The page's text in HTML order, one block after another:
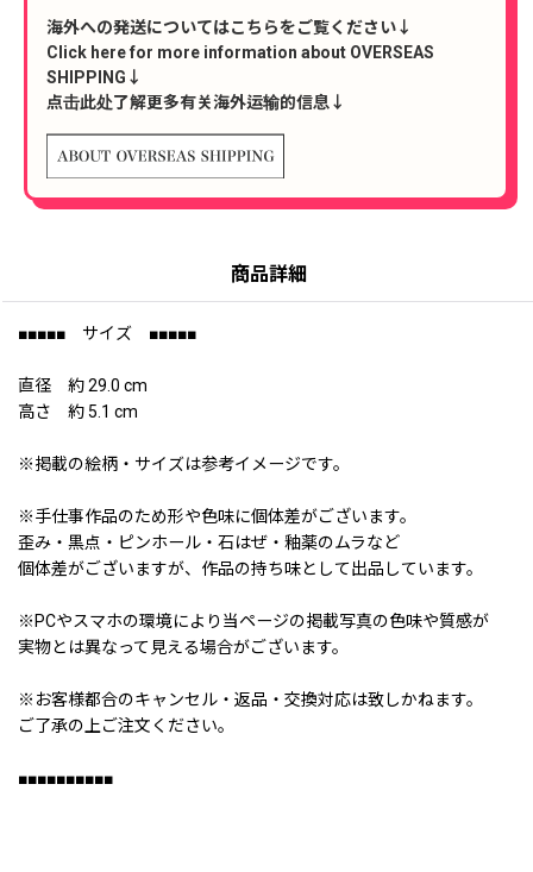
海外への発送についてはこちらをご覧ください↓
Click here for more information about OVERSEAS
SHIPPING↓
点击此处了解更多有关海外运输的信息↓
商品詳細
■■■■■ サイズ ■■■■■
直径 約 29.0 cm
高さ 約 5.1 cm
※掲載の絵柄・サイズは参考イメージです。
※手仕事作品のため形や色味に個体差がございます。
歪み・黒点・ピンホール・石はぜ・釉薬のムラなど
個体差がございますが、作品の持ち味として出品しています。
※PCやスマホの環境により当ページの掲載写真の色味や質感が
実物とは異なって見える場合がございます。
※お客様都合のキャンセル・返品・交換対応は致しかねます。
ご了承の上ご注文ください。
■■■■■■■■■■